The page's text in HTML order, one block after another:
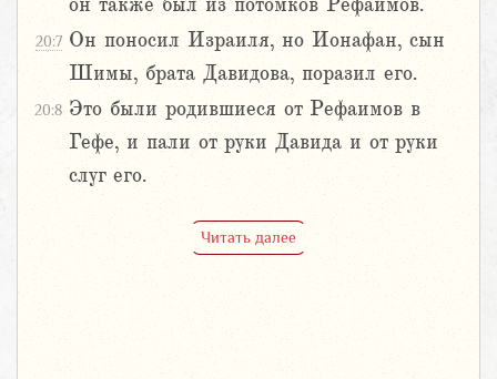
он также был из потомков Рефаимов.
20:7 Он поносил Израиля, но Ионафан, сын
Шимы, брата Давидова, поразил его.
20:8 Это были родившиеся от Рефаимов в
Гефе, и пали от руки Давида и от руки
слуг его.
Читать далее